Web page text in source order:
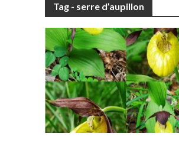
Tag - serre d’aupillon